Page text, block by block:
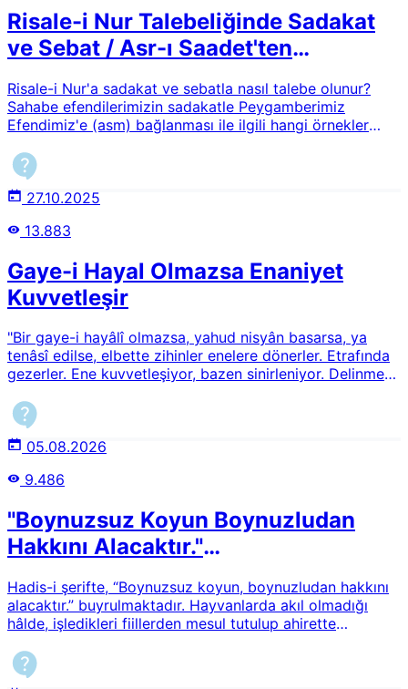
Risale-i Nur Talebeliğinde Sadakat
ve Sebat / Asr-ı Saadet'ten
Risale-i Nur'a sadakat ve sebatla nasıl talebe olunur?
Sahabe efendilerimizin sadakatle Peygamberimiz
Efendimiz'e (asm) bağlanması ile ilgili hangi örnekler
örnekler verilebilir?
27.10.2025
13.883
Gaye-i Hayal Olmazsa Enaniyet
Kuvvetleşir
"Bir gaye-i hayâlî olmazsa, yahud nisyân basarsa, ya
tenâsî edilse, elbette zihinler enelere dönerler. Etrafında
gezerler. Ene kuvvetleşiyor, bazen sinirleniyor. Delinmez
Lemaatte geçen bu ifadeleri izah edebilir misiniz?
05.08.2026
9.486
"Boynuzsuz Koyun Boynuzludan
Hakkını Alacaktır."
Hadis-i şerifte, “Boynuzsuz koyun, boynuzludan hakkını
alacaktır.” buyrulmaktadır. Hayvanlarda akıl olmadığı
hâlde, işledikleri fiillerden mesul tutulup ahirette
yırtıcı hayvanların başka hayvanları yemesi haram mıdır?